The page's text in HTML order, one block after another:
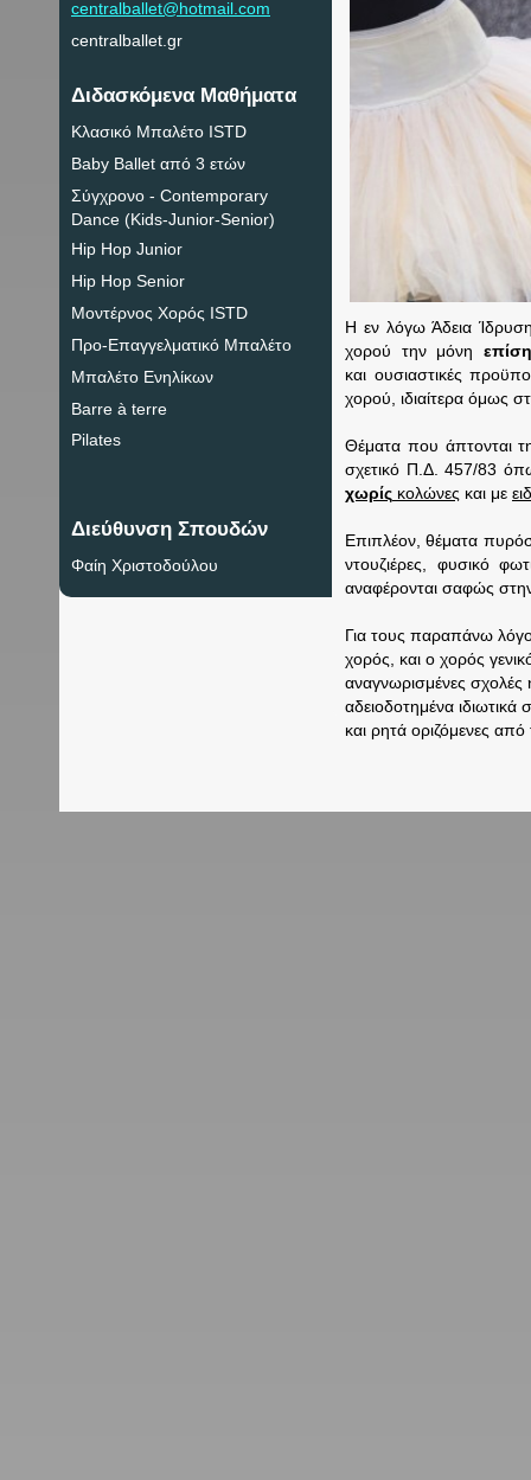
centralballet@hotmail.com
centralballet.gr
Διδασκόμενα Μαθήματα
Κλασικό Μπαλέτο ISTD
Baby Ballet από 3 ετών
Σύγχρονο - Contemporary
Dance (Kids-Junior-Senior)
Hip Hop Junior
Hip Hop Senior
Μοντέρνος Χορός ISTD
Προ-Eπαγγελματικό Μπαλέτο
Μπαλέτο Ενηλίκων
Barre à terre
Pilates
Διεύθυνση Σπουδών
Φαίη Χριστοδούλου
Η εν λόγω Άδεια
χορού την μόνη
και ουσιαστικές
χορού, ιδιαίτερα όμως
Θέματα που άπτονται
σχετικό Π.Δ. 457/83
χωρίς κολώνες και με
Επιπλέον, θέματα
ντουζιέρες, φυσικό
αναφέρονται σαφώς στην
Για τους παραπάνω
χορός, και ο χορός
αναγνωρισμένες
αδειοδοτημένα
και ρητά οριζόμενες